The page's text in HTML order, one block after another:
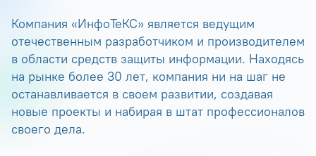
Компания «ИнфоТеКС» является ведущим
отечественным разработчиком и производителем
в области средств защиты информации. Находясь
на рынке более 30 лет, компания ни на шаг не
останавливается в своем развитии, создавая
новые проекты и набирая в штат профессионалов
своего дела.